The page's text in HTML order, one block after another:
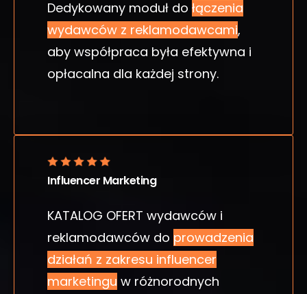
Dedykowany moduł do łączenia
wydawców z reklamodawcami,
aby współpraca była efektywna i
opłacalna dla każdej strony.
Influencer Marketing
KATALOG OFERT wydawców i
reklamodawców do prowadzenia
działań z zakresu influencer
marketingu w różnorodnych